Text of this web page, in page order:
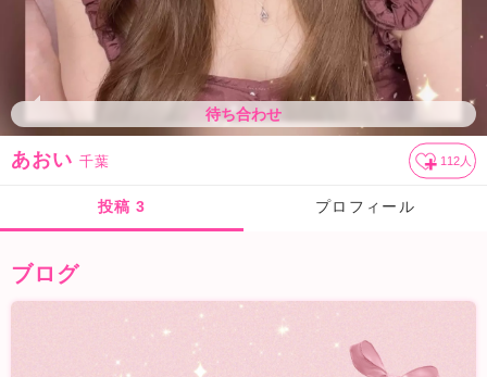
待ち合わせ
あおい 千葉 112 人
投稿 3 プロフィール
ブログ